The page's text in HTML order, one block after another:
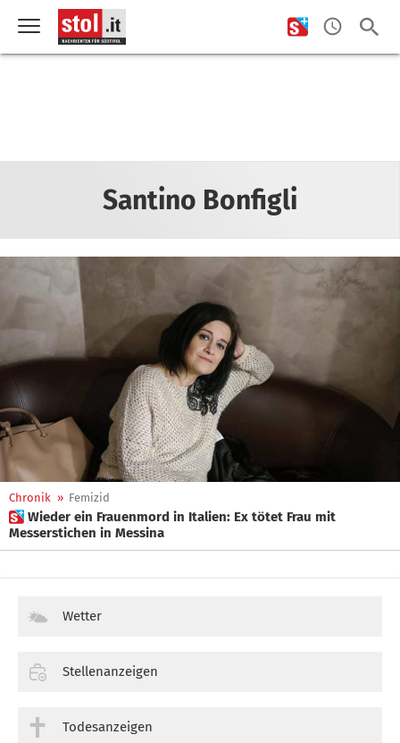
Santino Bonfigli
Chronik » Femizid
 Wieder ein Frauenmord in Italien: Ex tötet Frau mit
Messerstichen in Messina
Wetter
Stellenanzeigen
Todesanzeigen